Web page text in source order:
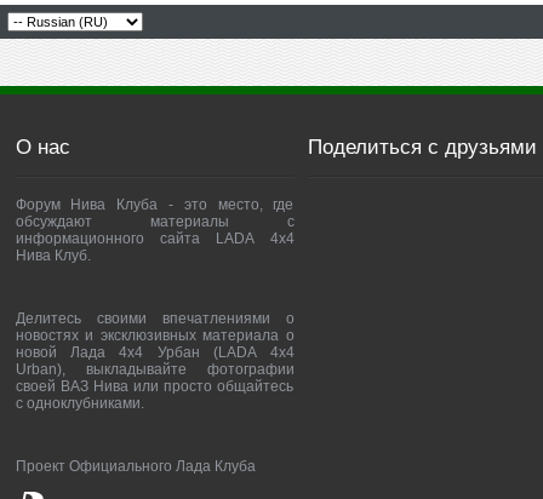
О нас
Форум Нива Клуба - это место, где
обсуждают материалы с
информационного сайта LADA 4x4
Нива Клуб.
Делитесь своими впечатлениями о
новостях и эксклюзивных материала о
новой Лада 4х4 Урбан (LADA 4x4
Urban), выкладывайте фотографии
своей ВАЗ Нива или просто общайтесь
с одноклубниками.
Проект Официального Лада Клуба
Поделиться с друзьями